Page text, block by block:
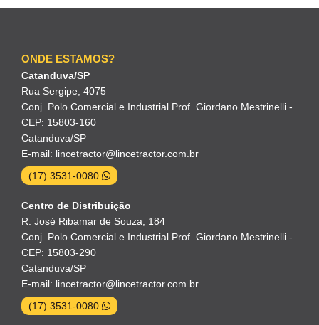
ONDE ESTAMOS?
Catanduva/SP
Rua Sergipe, 4075
Conj. Polo Comercial e Industrial Prof. Giordano Mestrinelli -
CEP: 15803-160
Catanduva/SP
E-mail: lincetractor@lincetractor.com.br
(17) 3531-0080
Centro de Distribuição
R. José Ribamar de Souza, 184
Conj. Polo Comercial e Industrial Prof. Giordano Mestrinelli -
CEP: 15803-290
Catanduva/SP
E-mail: lincetractor@lincetractor.com.br
(17) 3531-0080